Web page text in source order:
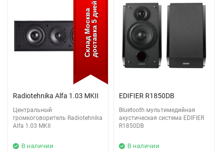
Склад Москвадоставка 5 дней
Radiotehnika Alfa 1.03 MKII
Центральный
громкоговоритель Radiotehnika
Alfa 1.03 MKII
В наличии
EDIFIER R1850DB
Bluetooth мультимедийная
акустическая система EDIFIER
R1850DB
В наличии